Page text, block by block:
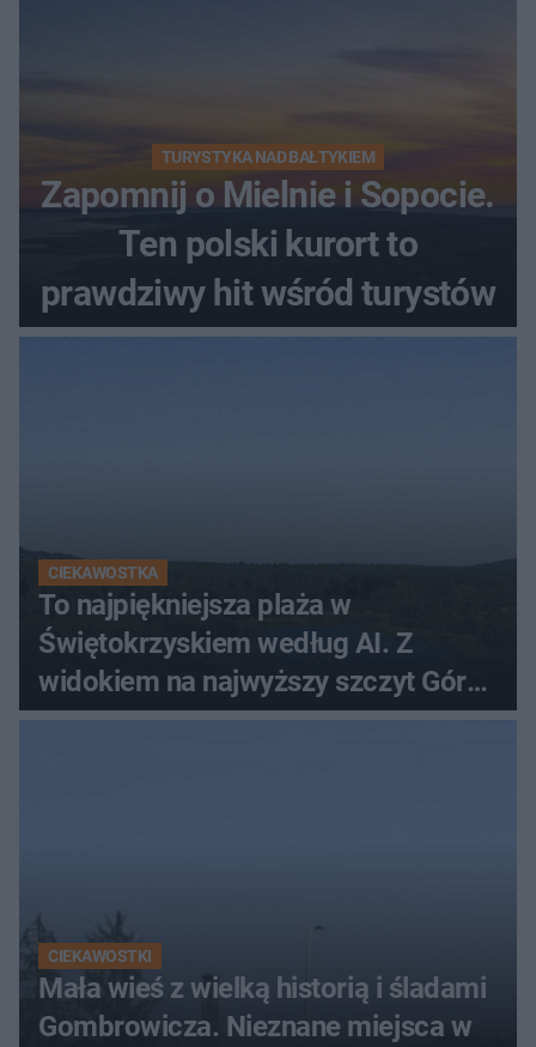
TURYSTYKA NAD BAŁTYKIEM
Zapomnij o Mielnie i Sopocie.
Ten polski kurort to
prawdziwy hit wśród turystów
CIEKAWOSTKA
To najpiękniejsza plaża w
Świętokrzyskiem według AI. Z
widokiem na najwyższy szczyt Gór
Świętokrzyskich
CIEKAWOSTKI
Mała wieś z wielką historią i śladami
Gombrowicza. Nieznane miejsca w